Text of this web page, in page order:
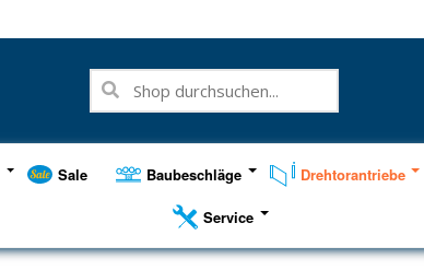
Sale Baubeschläge Drehtorantriebe
Service